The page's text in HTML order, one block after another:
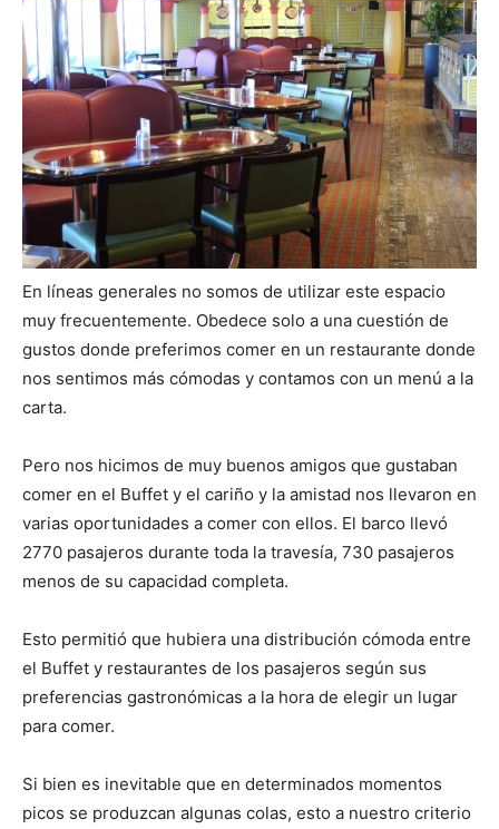
En líneas generales no somos de utilizar este espacio
muy frecuentemente. Obedece solo a una cuestión de
gustos donde preferimos comer en un restaurante donde
nos sentimos más cómodas y contamos con un menú a la
carta.
Pero nos hicimos de muy buenos amigos que gustaban
comer en el Buffet y el cariño y la amistad nos llevaron en
varias oportunidades a comer con ellos. El barco llevó
2770 pasajeros durante toda la travesía, 730 pasajeros
menos de su capacidad completa.
Esto permitió que hubiera una distribución cómoda entre
el Buffet y restaurantes de los pasajeros según sus
preferencias gastronómicas a la hora de elegir un lugar
para comer.
Si bien es inevitable que en determinados momentos
picos se produzcan algunas colas, esto a nuestro criterio